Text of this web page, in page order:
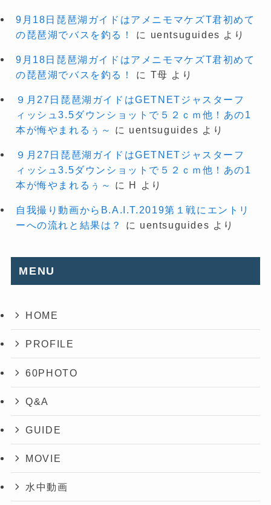
9月18日琵琶湖ガイドはアメニモマケズT君初めて
の琵琶湖でバスを釣る！
に uentsuguides より
9月18日琵琶湖ガイドはアメニモマケズT君初めて
の琵琶湖でバスを釣る！
に T母 より
９月27日琵琶湖ガイドはGETNETジャスターフ
ィッシュ3.5ダウンショットで５２ｃｍ他！あの1
本が悔やまれるぅ～
に uentsuguides より
９月27日琵琶湖ガイドはGETNETジャスターフ
ィッシュ3.5ダウンショットで５２ｃｍ他！あの1
本が悔やまれるぅ～
に H より
自我撮り動画からB.A.I.T.2019第１戦にエントリ
ーへの流れと結果は？
に uentsuguides より
MENU
HOME
PROFILE
60PHOTO
Q&A
GUIDE
MOVIE
水中動画